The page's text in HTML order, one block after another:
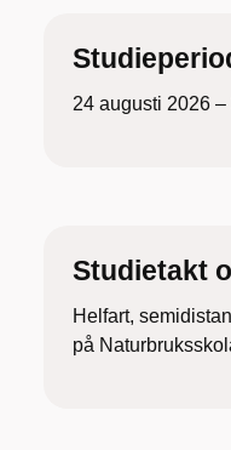
24 augusti 2026 –
Studietakt
Helfart,
på